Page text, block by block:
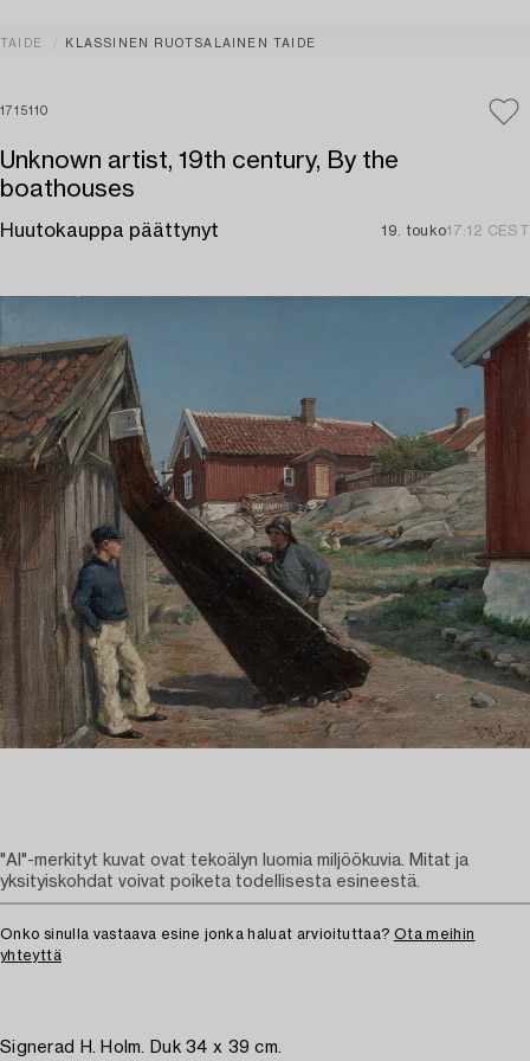
TAIDE KLASSINEN RUOTSALAINEN TAIDE
1715110
Unknown artist, 19th century, By the
boathouses
Huutokauppa päättynyt 19. touko17:12 CEST
Onko sinulla vastaava esine jonka haluat arvioituttaa? Ota meihin
yhteyttä
Signerad H. Holm. Duk 34 x 39 cm.
"AI"-merkityt kuvat ovat tekoälyn luomia miljöökuvia. Mitat ja
yksityiskohdat voivat poiketa todellisesta esineestä.